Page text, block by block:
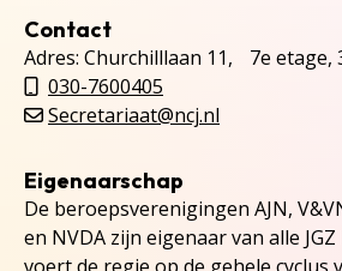
Contact
Adres: Churchilllaan 11, 7e etage,
030-7600405
Secretariaat@ncj.nl
Eigenaarschap
De beroepsverenigingen AJN,
en NVDA zijn eigenaar van alle JGZ